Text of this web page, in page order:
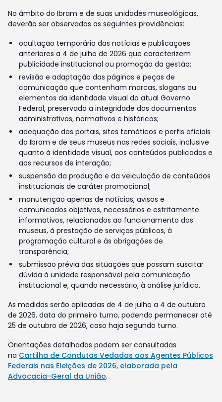
No âmbito do Ibram e de suas unidades museológicas,
deverão ser observadas as seguintes providências:
ocultação temporária das notícias e publicações
anteriores a 4 de julho de 2026 que caracterizem
publicidade institucional ou promoção da gestão;
revisão e adaptação das páginas e peças de
comunicação que contenham marcas, slogans ou
elementos da identidade visual do atual Governo
Federal, preservada a integridade dos documentos
administrativos, normativos e históricos;
adequação dos portais, sites temáticos e perfis oficiais
do Ibram e de seus museus nas redes sociais, inclusive
quanto à identidade visual, aos conteúdos publicados e
aos recursos de interação;
suspensão da produção e da veiculação de conteúdos
institucionais de caráter promocional;
manutenção apenas de notícias, avisos e
comunicados objetivos, necessários e estritamente
informativos, relacionados ao funcionamento dos
museus, à prestação de serviços públicos, à
programação cultural e às obrigações de
transparência;
submissão prévia das situações que possam suscitar
dúvida à unidade responsável pela comunicação
institucional e, quando necessário, à análise jurídica.
As medidas serão aplicadas de 4 de julho a 4 de outubro
de 2026, data do primeiro turno, podendo permanecer até
25 de outubro de 2026, caso haja segundo turno.
Orientações detalhadas podem ser consultadas
na Cartilha de Condutas Vedadas aos Agentes Públicos
Federais nas Eleições de 2026, elaborada pela
Advocacia-Geral da União.